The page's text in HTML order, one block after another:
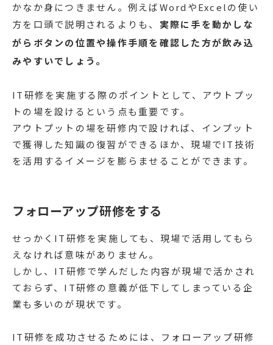
かなか身につきません。例えばWordやExcelの使い
方を口頭で説明されるよりも、 実際に手を動かしな
がらボタンの位置や操作手順を確認した方が飲み込
みやすいでしょう。
IT研修を実施する際のポイントとして、アウトプッ
トの場を設けるという点も重要です。
アウトプットの場を研修内で設ければ、インプット
で獲得した知識の復習ができるほか、現場でIT技術
を活用するイメージを膨らませることができます。
フォローアップ研修をする
せっかくIT研修を実施しても、現場で活用してもら
えなければ意味がありません。
しかし、IT研修で学んだした内容が現場で活かされ
ておらず、IT研修の意義が低下してしまっている企
業も多いのが現状です。
IT研修を成功させるためには、フォローアップ研修